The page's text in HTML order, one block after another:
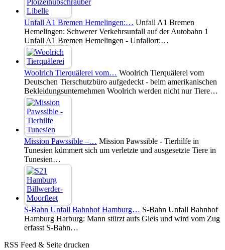
Unfall A1 Bremen Hemelingen:… Unfall A1 Bremen
Hemelingen: Schwerer Verkehrsunfall auf der Autobahn 1
Unfall A1 Bremen Hemelingen - Unfallort:…
Woolrich Tierquälerei vom… Woolrich Tierquälerei vom
Deutschen Tierschutzbüro aufgedeckt - beim amerikanischen
Bekleidungsunternehmen Woolrich werden nicht nur Tiere…
Mission Pawssible –… Mission Pawssible - Tierhilfe in
Tunesien kümmert sich um verletzte und ausgesetzte Tiere in
Tunesien…
S-Bahn Unfall Bahnhof Hamburg… S-Bahn Unfall Bahnhof
Hamburg Harburg: Mann stürzt aufs Gleis und wird vom Zug
erfasst S-Bahn…
RSS Feed & Seite drucken